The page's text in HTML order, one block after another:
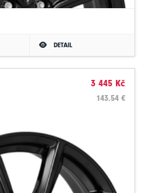
DETAIL
3 445 Kč
143.54 €